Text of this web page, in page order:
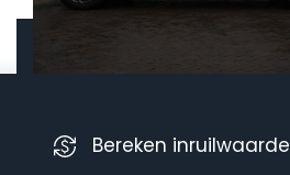
Bereken inruilwaarde